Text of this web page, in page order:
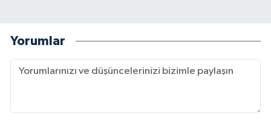
Yorumlar